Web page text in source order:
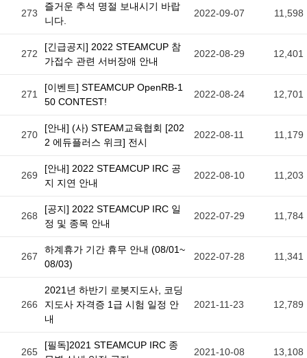
273
즐거운 추석 명절 보내시기 바랍
니다.
2022-09-07 11,598
272
[긴급공지] 2022 STEAMCUP 참
가접수 관련 서버장애 안내
2022-08-29 12,401
271
[이벤트] STEAMCUP OpenRB-1
50 CONTEST!
2022-08-24 12,701
270
[안내] (사) STEAM교육협회 [202
2 에듀플러스 위크] 전시
2022-08-11 11,179
269
[안내] 2022 STEAMCUP IRC 공
지 지연 안내
2022-08-10 11,203
268
[공지] 2022 STEAMCUP IRC 일
정 및 종목 안내
2022-07-29 11,784
267
하계휴가 기간 휴무 안내 (08/01~
08/03)
2022-07-28 11,341
266
2021년 하반기 로봇지도사, 코딩
지도사 자격증 1급 시험 일정 안
내
2021-11-23 12,789
265
[필독]2021 STEAMCUP IRC 종
2021-10-08 13,108